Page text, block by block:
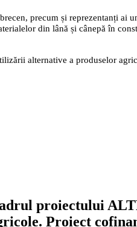
precum și reprezentanți ai
din lână și cânepă în
alternative a produselor
proiectului
Proiect